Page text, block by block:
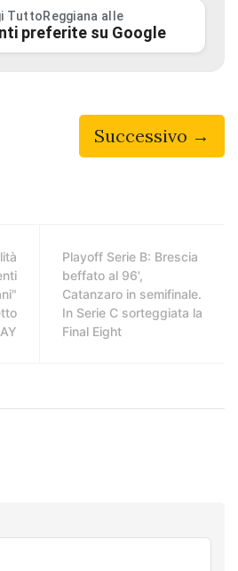
TuttoReggiana alle
preferite su Google
Successivo →
Playoff Serie B: Brescia
beffato al 96',
Catanzaro in semifinale.
In Serie C sorteggiata la
Final Eight